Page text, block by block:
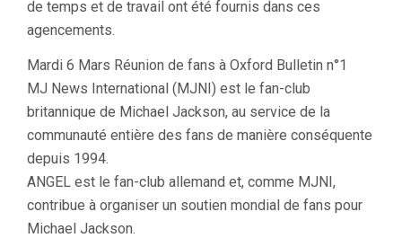
de temps et de travail ont été fournis dans ces
agencements.
Mardi 6 Mars Réunion de fans à Oxford Bulletin n°1
MJ News International (MJNI) est le fan-club
britannique de Michael Jackson, au service de la
communauté entière des fans de manière conséquente
depuis 1994.
ANGEL est le fan-club allemand et, comme MJNI,
contribue à organiser un soutien mondial de fans pour
Michael Jackson.